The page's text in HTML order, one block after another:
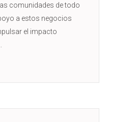
comunidades de todo
a estos negocios
el impacto